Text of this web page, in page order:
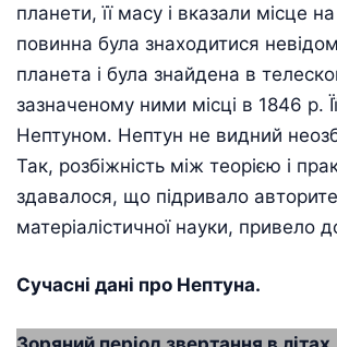
планети, її масу і вказали місце
повинна була знаходитися
планета і була знайдена в
зазначеному ними місці в 1846 р.
Нептуном. Нептун не видний
Так, розбіжність між теорією і
здавалося, що підривало
матеріалістичної науки, привело
Сучасні дані про Нептуна.